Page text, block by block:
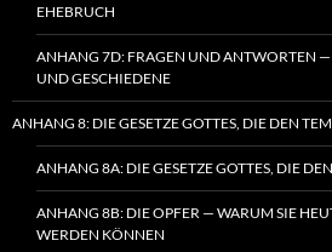
EHEBRUCH
ANHANG 7D: FRAGEN UND ANTWORTEN
UND GESCHIEDENE
ANHANG 8: DIE GESETZE GOTTES, DIE DEN
ANHANG 8A: DIE GESETZE GOTTES, DIE
ANHANG 8B: DIE OPFER — WARUM SIE
WERDEN KÖNNEN